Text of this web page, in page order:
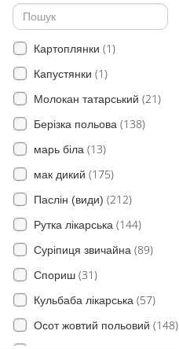
Картоплянки (1)
Капустянки (1)
Молокан татарський (21)
Берізка польова (138)
марь біла (13)
мак дикий (175)
Паслін (види) (212)
Рутка лікарська (144)
Суріпиця звичайна (89)
Спориш (31)
Кульбаба лікарська (57)
Осот жовтий польовий (148)